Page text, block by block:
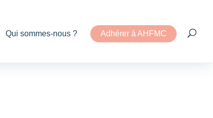
Qui sommes-nous ? Adhérer à AHFMC